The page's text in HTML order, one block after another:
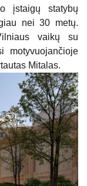
įstaigų statybų
nei 30 metų.
vaikų su
motyvuojančioje
Mitalas.